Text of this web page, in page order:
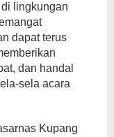
lingkungan
dapat terus
dan handal
sela acara
Kupang